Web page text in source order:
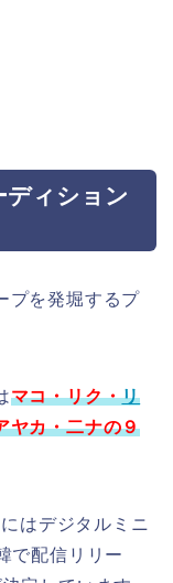
ィション
プを発堀するプ
マコ・リク・リ
ヤカ・二ナの９
にはデジタルミニ
で配信リリー